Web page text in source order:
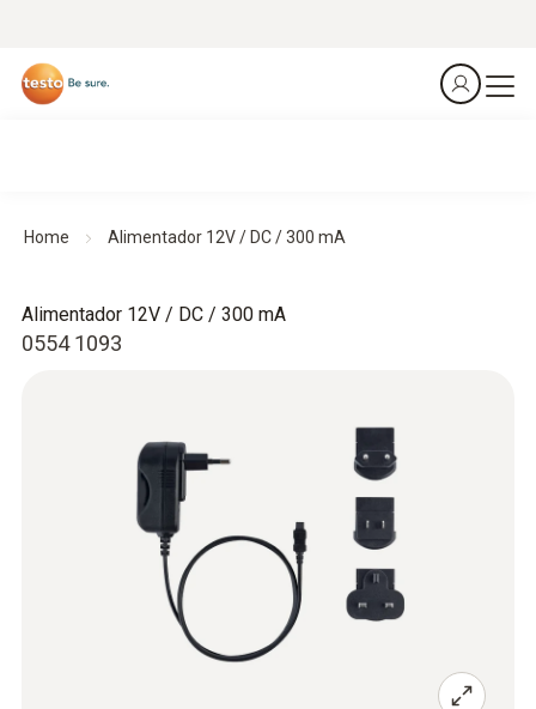
Home Alimentador 12V / DC / 300 mA
0554 1093
Alimentador 12V / DC / 300 mA